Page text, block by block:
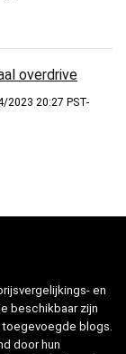
overdrive
2023 20:27 PST-
en
beschikbaar zijn
toegevoegde blogs.
door hun